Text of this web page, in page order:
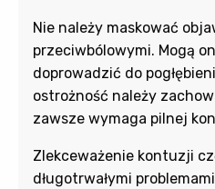
Nie należy maskować
przeciwbólowymi. Mogą
doprowadzić do
ostrożność należy
zawsze wymaga pilnej
Zlekceważenie kontuzji
długotrwałymi